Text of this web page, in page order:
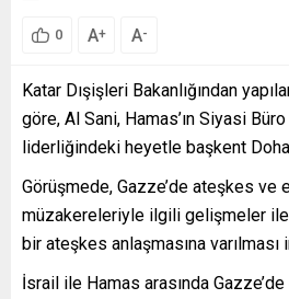
0 A+ A-
Katar Dışişleri Bakanlığından
göre, Al Sani, Hamas’ın Siyasi
liderliğindeki heyetle başkent
Görüşmede, Gazze’de ateşkes ve
müzakereleriyle ilgili gelişmeler
bir ateşkes anlaşmasına varılması
İsrail ile Hamas arasında